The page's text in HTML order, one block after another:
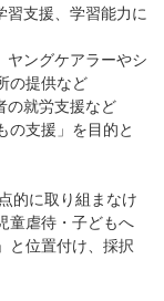
習支援、学習能力に
ヤングケアラーやシ
の提供など
の就労支援など
の支援」を目的と
的に取り組まなけ
童虐待・子どもへ
と位置付け、採択